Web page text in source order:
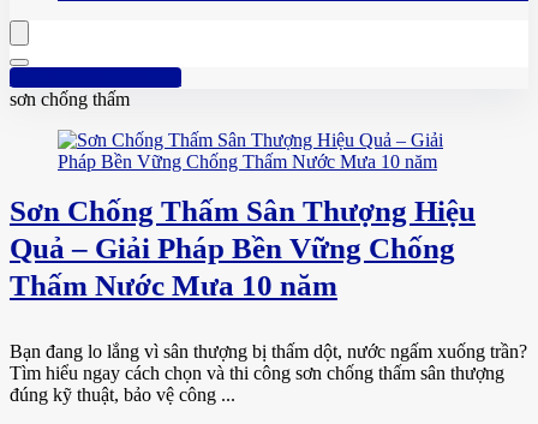
Hotline: 0961 894 472
sơn chống thấm
Sơn Chống Thấm Sân Thượng Hiệu
Quả – Giải Pháp Bền Vững Chống
Thấm Nước Mưa 10 năm
Bạn đang lo lắng vì sân thượng bị thấm dột, nước ngấm xuống trần?
Tìm hiểu ngay cách chọn và thi công sơn chống thấm sân thượng
đúng kỹ thuật, bảo vệ công ...